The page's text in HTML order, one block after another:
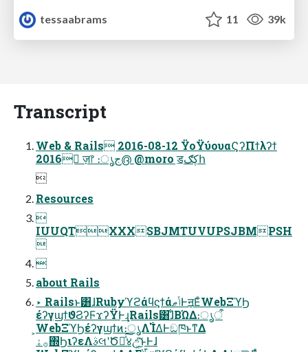
tessaabrams
11 39k
Transcript
Web & Rails 2016-08-12 ΫοΫύουαϚʔΠϯλʔϯ
2016 ٕज़෦ ։ൃج൫ @moro ॾڮګհ

Resources

IUUQTXXXSBJMTUVUPSJBMPSH


about Rails
‣ Railsͱ͸ɺRubyϓϩάϥϛϯάݴޠͰॻ͔ΕͨWebΞϓϦ
έʔγϣϯϑϨʔϜϫʔΫͰ͢ɻRails͸ɺ͋ΒΏΔ։ൃऀ
͕WebΞϓϦέʔγϣϯͷ։ൃΛ࢝ΊΔ͏͑ͰඞཁͱͳΔ
࡞ۀ΍ϦιʔεΛࣄલʹԾఆͯ͠४උ͓ͯ͘͜͠ͱͰɺ